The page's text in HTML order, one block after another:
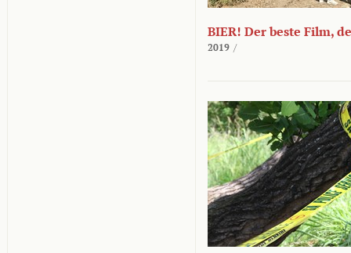
BIER! Der beste Film,
2019 /